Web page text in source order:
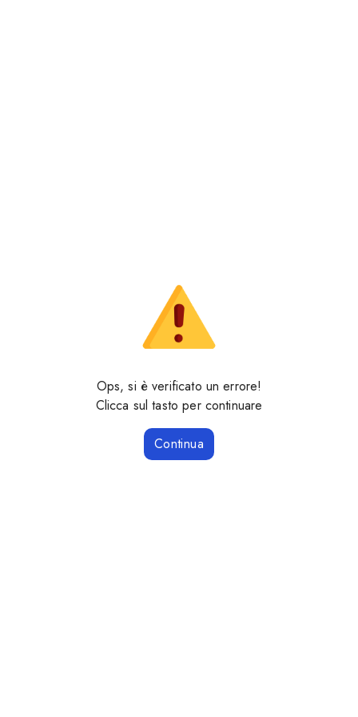
Ops, si è verificato un errore!
Clicca sul tasto per continuare
Continua